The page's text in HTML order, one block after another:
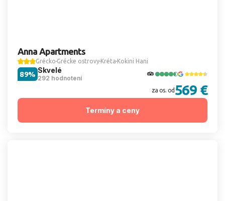
Anna Apartments
Grécko Grécke ostrovy Kréta Kokini Hani
Skvelé
292 hodnotení
89%
za os. od 569 €
Termíny a ceny